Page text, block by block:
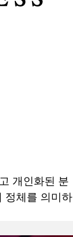
개인화된 분
정체를 의미하